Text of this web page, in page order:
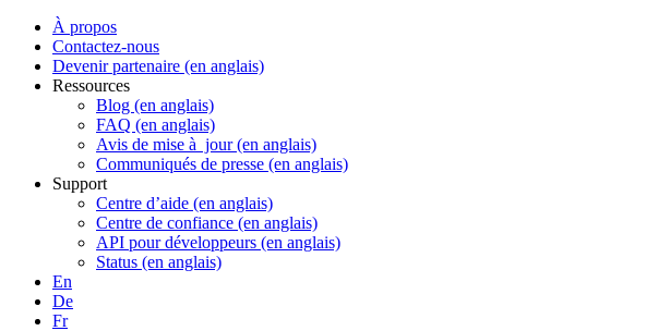
À propos
Contactez-nous
Devenir partenaire (en anglais)
Ressources
Blog (en anglais)
FAQ (en anglais)
Avis de mise à jour (en anglais)
Communiqués de presse (en anglais)
Support
Centre d’aide (en anglais)
Centre de confiance (en anglais)
API pour développeurs (en anglais)
Status (en anglais)
En
De
Fr